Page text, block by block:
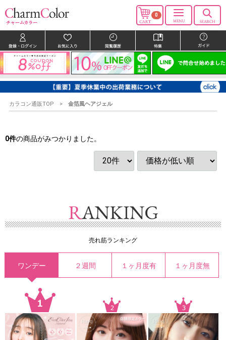
0
カラコン通販TOP 金箔風ヘアジェル
0件の商品がみつかりました。
売れ筋ランキング
ワンデー ２週間 １ヶ月度有 １ヶ月度無